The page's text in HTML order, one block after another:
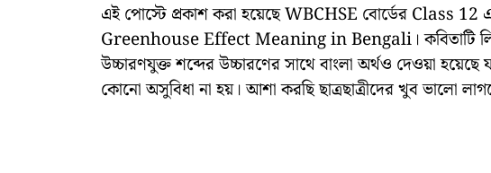
এই পোস্টে প্রকাশ করা হয়েছে WBCHSE বোর্ডের Class
Greenhouse Effect Meaning in Bengali। কবিতাটি
উচ্চারণযুক্ত শব্দের উচ্চারণের সাথে বাংলা অর্থও দেওয়া হয়েছে
কোনো অসুবিধা না হয়। আশা করছি ছাত্রছাত্রীদের খুব ভালো